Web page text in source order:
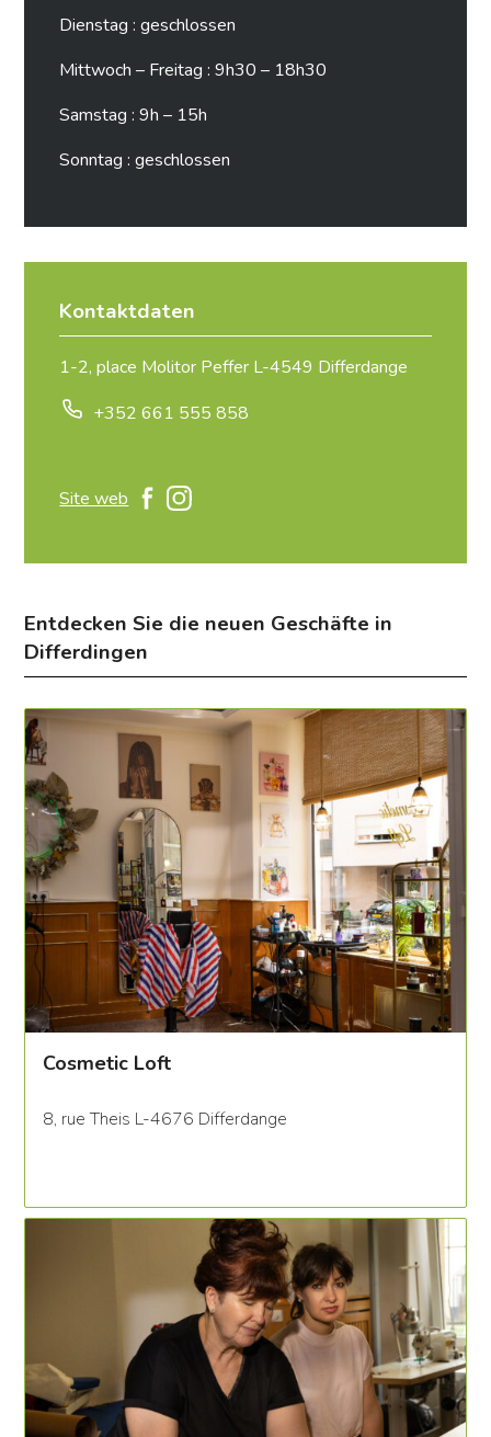
Dienstag : geschlossen
Mittwoch – Freitag : 9h30 – 18h30
Samstag : 9h – 15h
Sonntag : geschlossen
Kontaktdaten
1-2, place Molitor Peffer L-4549 Differdange
+352 661 555 858
Site web
Entdecken Sie die neuen Geschäfte in
Differdingen
Cosmetic Loft
8, rue Theis L-4676 Differdange